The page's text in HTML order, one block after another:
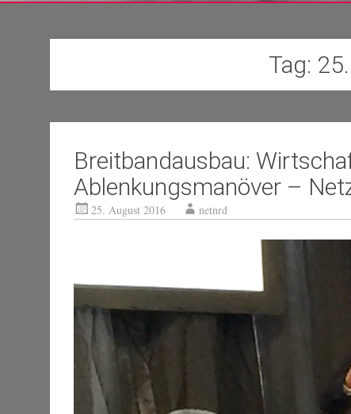
Tag:
Breitbandausbau:
Ablenkungsmanöver –
25. August 2016 netnrd